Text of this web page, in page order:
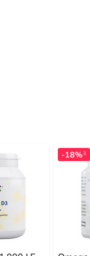
-18%3